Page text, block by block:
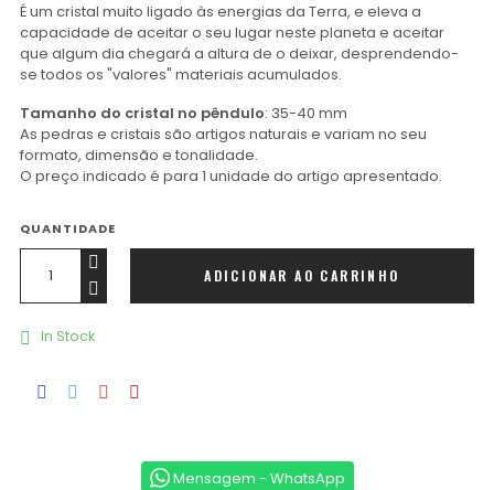
É um cristal muito ligado às energias da Terra, e eleva a
capacidade de aceitar o seu lugar neste planeta e aceitar
que algum dia chegará a altura de o deixar, desprendendo-
se todos os "valores" materiais acumulados.
Tamanho do cristal no pêndulo: 35-40 mm
As pedras e cristais são artigos naturais e variam no seu
formato, dimensão e tonalidade.
O preço indicado é para 1 unidade do artigo apresentado.
QUANTIDADE
ADICIONAR AO CARRINHO
 In Stock
Mensagem - WhatsApp